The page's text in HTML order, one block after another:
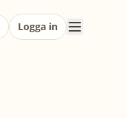
Logga in